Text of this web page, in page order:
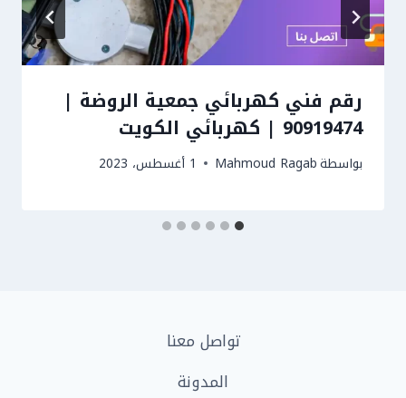
رقم فني كهربائي جمعية الروضة |
90919474 | كهربائي الكويت
بواسطةMahmoud Ragab 1 أغسطس، 2023
تواصل معنا
المدونة